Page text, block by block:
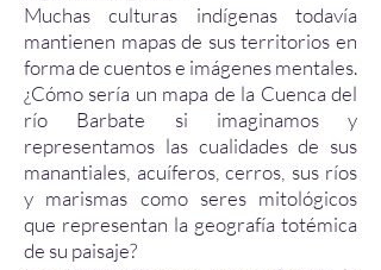
Muchas culturas indígenas todavía
mantienen mapas de sus territorios en
forma de cuentos e imágenes mentales.
¿Cómo sería un mapa de la Cuenca del
río Barbate si imaginamos y
representamos las cualidades de sus
manantiales, acuíferos, cerros, sus ríos
y marismas como seres mitológicos
que representan la geografía totémica
de su paisaje?